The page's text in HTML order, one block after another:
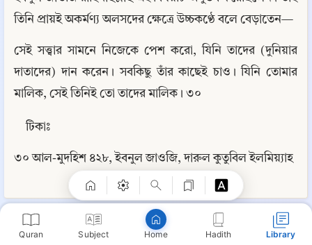
Quran Subject Home Hadith Library
তিনি প্রায়ই অকর্মণ্য অলসদের ক্ষেত্রে উচ্চকণ্ঠে বলে বেড়াতেন—
সেই সত্ত্বার সামনে নিজেকে পেশ করো, যিনি তাদের (দুনিয়ার
দাতাদের) দান করেন। সবকিছু তাঁর কাছেই চাও। যিনি তোমার
মালিক, সেই তিনিই তো তাদের মালিক। ৩০
টিকাঃ
৩০ আল-মুদহিশ ৪২৮, ইবনুল জাওজি, দারুল কুতুবিল ইলমিয়্যাহ
📘 অলসতার বিরুদ্ধে যুদ্ধ
📄 এই দুআ ভুলো না ⋮